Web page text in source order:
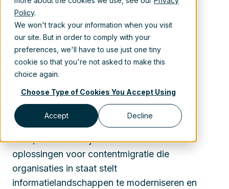
Policy.
We won't track your information when you visit
our site. But in order to comply with your
preferences, we'll have to use just one tiny
cookie so that you're not asked to make this
choice again.
Choose Type of Cookies You Accept Using
Accept Decline
aan met
CellTrust
Corporation
Sep 1, 2022 9:15:00 AM
Xillio,de wereldwijde leverancier van
oplossingen voor contentmigratie die
organisaties in staat stelt
informatielandschappen te moderniseren en